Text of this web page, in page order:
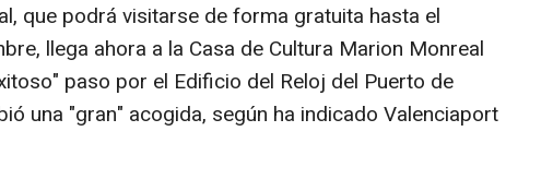
que podrá visitarse de forma gratuita hasta el
llega ahora a la Casa de Cultura Marion Monreal
paso por el Edificio del Reloj del Puerto de
una "gran" acogida, según ha indicado Valenciaport